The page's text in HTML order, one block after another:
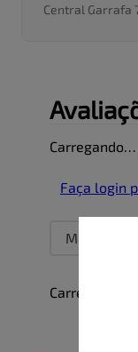
Central Garrafa
Carregando…
Faça login
Mais
Carregando